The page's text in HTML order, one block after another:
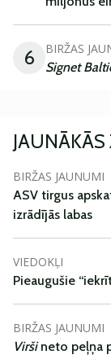
6 BIRŽAS
Signet
JAUNĀKĀS
BIRŽAS JAUNUMI
ASV tirgus
izrādījās labas
VIEDOKĻI
Pieaugušie
BIRŽAS JAUNUMI
Viršineto peļņa